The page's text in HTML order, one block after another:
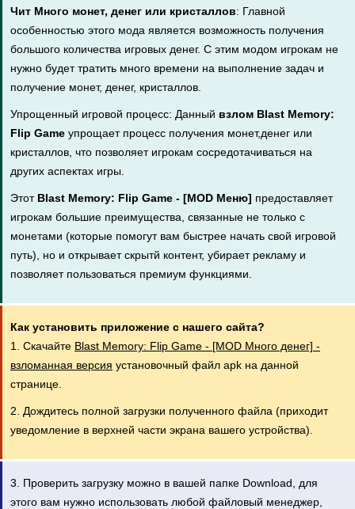
Чит Много монет, денег или кристаллов: Главной
особенностью этого мода является возможность получения
большого количества игровых денег. С этим модом игрокам не
нужно будет тратить много времени на выполнение задач и
получение монет, денег, кристаллов.
Упрощенный игровой процесс: Данный взлом Blast Memory:
Flip Game упрощает процесс получения монет,денег или
кристаллов, что позволяет игрокам сосредотачиваться на
других аспектах игры.
Этот Blast Memory: Flip Game - [MOD Меню] предоставляет
игрокам большие преимущества, связанные не только с
монетами (которые помогут вам быстрее начать свой игровой
путь), но и открывает скрытй контент, убирает рекламу и
позволяет пользоваться премиум функциями.
Как установить приложение с нашего сайта?
1. Скачайте Blast Memory: Flip Game - [MOD Много денег] -
взломанная версия установочный файл apk на данной
странице.
2. Дождитесь полной загрузки полученного файла (приходит
уведомление в верхней части экрана вашего устройства).
3. Проверить загрузку можно в вашей папке Download, для
этого вам нужно использовать любой файловый менеджер,